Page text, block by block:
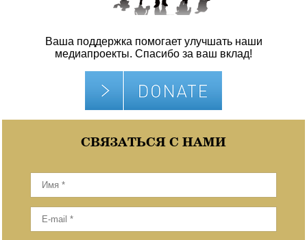
Ваша поддержка помогает улучшать наши
медиапроекты. Спасибо за ваш вклад!
СВЯЗАТЬСЯ С НАМИ